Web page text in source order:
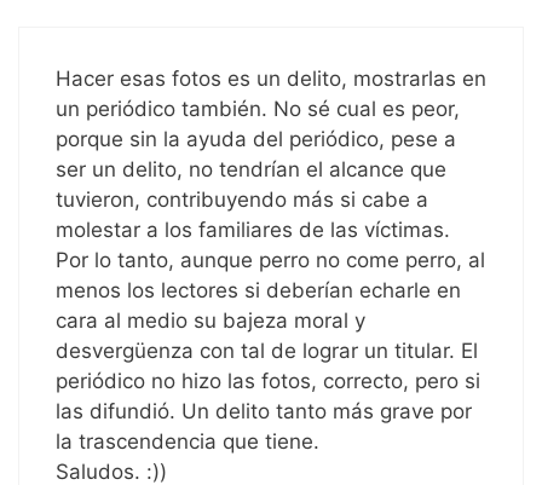
Hacer esas fotos es un delito, mostrarlas en
un periódico también. No sé cual es peor,
porque sin la ayuda del periódico, pese a
ser un delito, no tendrían el alcance que
tuvieron, contribuyendo más si cabe a
molestar a los familiares de las víctimas.
Por lo tanto, aunque perro no come perro, al
menos los lectores si deberían echarle en
cara al medio su bajeza moral y
desvergüenza con tal de lograr un titular. El
periódico no hizo las fotos, correcto, pero si
las difundió. Un delito tanto más grave por
la trascendencia que tiene.
Saludos. :))